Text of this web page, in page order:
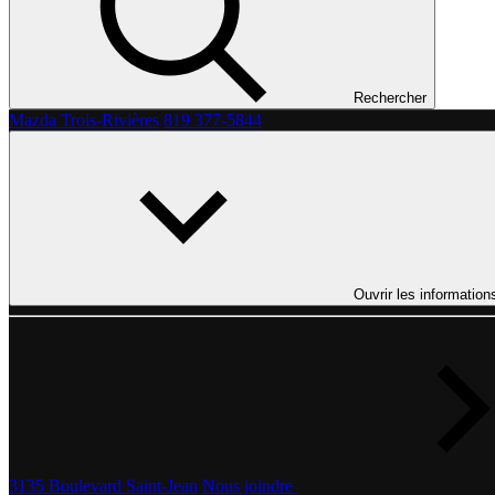
Rechercher
Mazda Trois-Rivières 819 377-5844
Ouvrir les
3135 Boulevard Saint-Jean Nous joindre